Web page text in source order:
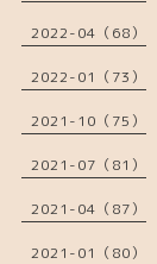
2022-04（68）
2022-01（73）
2021-10（75）
2021-07（81）
2021-04（87）
2021-01（80）